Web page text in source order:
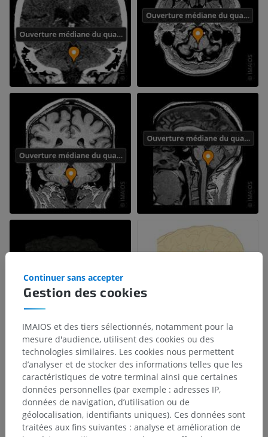
Gestion des cookies
Continuer sans accepter
IMAIOS et des tiers sélectionnés, notamment pour la
mesure d'audience, utilisent des cookies ou des
technologies similaires. Les cookies nous permettent
d’analyser et de stocker des informations telles que les
caractéristiques de votre terminal ainsi que certaines
données personnelles (par exemple : adresses IP,
données de navigation, d’utilisation ou de
géolocalisation, identifiants uniques). Ces données sont
traitées aux fins suivantes : analyse et amélioration de